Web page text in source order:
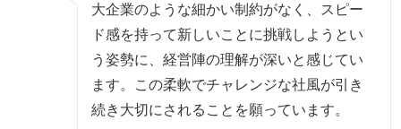
大企業のような細かい制約がなく、スピー
ド感を持って新しいことに挑戦しようとい
う姿勢に、経営陣の理解が深いと感じてい
ます。この柔軟でチャレンジな社風が引き
続き大切にされることを願っています。